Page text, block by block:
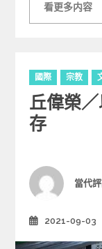
看更多内容
C
a
e
g
i
e
國際 宗教
丘偉榮
存
當代
2021-09-03